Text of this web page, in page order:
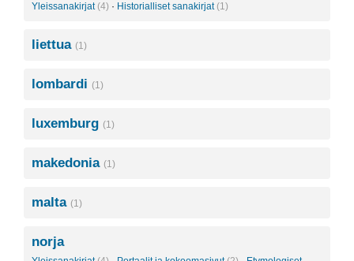
Yleissanakirjat (4) · Historialliset sanakirjat (1)
liettua (1)
lombardi (1)
luxemburg (1)
makedonia (1)
malta (1)
norja